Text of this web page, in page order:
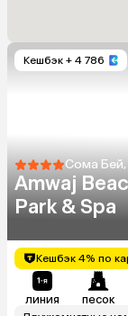
Кешбэк + 4 786
Сома Бей,
Amwaj
Park & Spa
Кешбэк 4% по
линия песок